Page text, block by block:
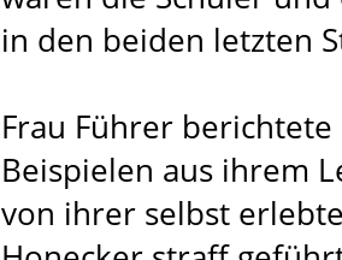
in den beiden letzten
Frau Führer
Beispielen aus ihrem
von ihrer selbst